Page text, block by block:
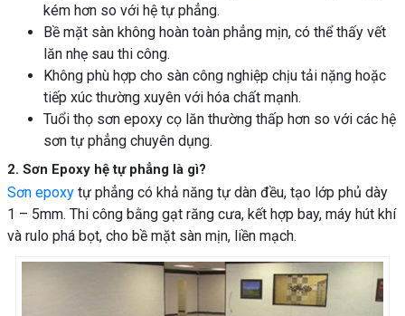
kém hơn so với hệ tự phẳng.
Bề mặt sàn không hoàn toàn phẳng mịn, có thể thấy vết
lăn nhẹ sau thi công.
Không phù hợp cho sàn công nghiệp chịu tải nặng hoặc
tiếp xúc thường xuyên với hóa chất mạnh.
Tuổi thọ sơn epoxy cọ lăn thường thấp hơn so với các hệ
sơn tự phẳng chuyên dụng.
2. Sơn Epoxy hệ tự phẳng là gì?
Sơn epoxy tự phẳng có khả năng tự dàn đều, tạo lớp phủ dày
1 – 5mm. Thi công bằng gạt răng cưa, kết hợp bay, máy hút khí
và rulo phá bọt, cho bề mặt sàn mịn, liền mạch.